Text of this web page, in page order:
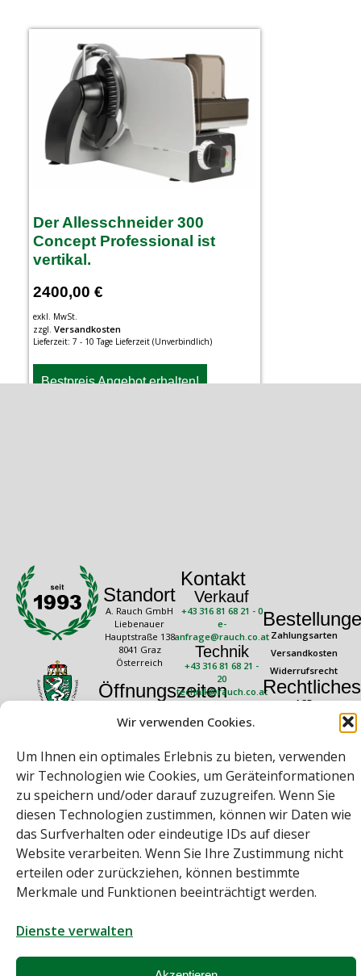
Wir verwenden Cookies.
Um Ihnen ein optimales Erlebnis zu bieten, verwenden
wir Technologien wie Cookies, um Geräteinformationen
zu speichern und/oder darauf zuzugreifen. Wenn Sie
diesen Technologien zustimmen, können wir Daten wie
das Surfverhalten oder eindeutige IDs auf dieser
Website verarbeiten. Wenn Sie Ihre Zustimmung nicht
erteilen oder zurückziehen, können bestimmte
Merkmale und Funktionen beeinträchtigt werden.
Dienste verwalten
Der Allesschneider 300
Concept Professional ist
vertikal.
2400,00 €
exkl. MwSt.
zzgl. Versandkosten
Lieferzeit: 7 - 10 Tage Lieferzeit (Unverbindlich)
Bestpreis Angebot erhalten!
Standort
A. Rauch GmbH
Liebenauer
Hauptstraße 138
8041 Graz
Österreich
Öffnungszeiten
16:30 Uhr
Kontakt
Verkauf
+43 316 81 68 21 - 0
e-
anfrage@rauch.co.at
Technik
+43 316 81 68 21 -
20
technik@rauch.co.at
Zahlungsarten
Versandkosten
Widerrufsrecht
Rechtliches
AGB
Bei diesem Webshop handelt es sich um einen B2B-Webshop
A. Rauch GmbH – Ihr Experte aus Österreich für Waagen, Eich- &
Kalibrierservice, Sprühnebel-Zerstäubungstechnik und
Sämtliche Angebote der A. Rauch GmbH richten sich nicht an Verbraucher,
usw. aus Österreich, Deutschland und der Schweiz (weitere Länder auf
Anfrage).